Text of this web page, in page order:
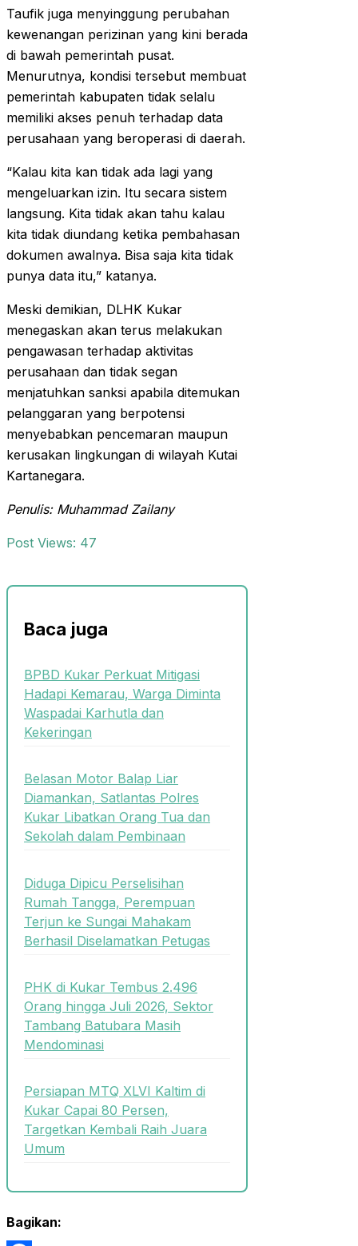
Taufik juga menyinggung perubahan
kewenangan perizinan yang kini berada
di bawah pemerintah pusat.
Menurutnya, kondisi tersebut membuat
pemerintah kabupaten tidak selalu
memiliki akses penuh terhadap data
perusahaan yang beroperasi di daerah.
“Kalau kita kan tidak ada lagi yang
mengeluarkan izin. Itu secara sistem
langsung. Kita tidak akan tahu kalau
kita tidak diundang ketika pembahasan
dokumen awalnya. Bisa saja kita tidak
punya data itu,” katanya.
Meski demikian, DLHK Kukar
menegaskan akan terus melakukan
pengawasan terhadap aktivitas
perusahaan dan tidak segan
menjatuhkan sanksi apabila ditemukan
pelanggaran yang berpotensi
menyebabkan pencemaran maupun
kerusakan lingkungan di wilayah Kutai
Kartanegara.
Penulis: Muhammad Zailany
Post Views: 47
Baca juga
BPBD Kukar Perkuat Mitigasi
Hadapi Kemarau, Warga Diminta
Waspadai Karhutla dan
Kekeringan
Belasan Motor Balap Liar
Diamankan, Satlantas Polres
Kukar Libatkan Orang Tua dan
Sekolah dalam Pembinaan
Diduga Dipicu Perselisihan
Rumah Tangga, Perempuan
Terjun ke Sungai Mahakam
Berhasil Diselamatkan Petugas
PHK di Kukar Tembus 2.496
Orang hingga Juli 2026, Sektor
Tambang Batubara Masih
Mendominasi
Persiapan MTQ XLVI Kaltim di
Kukar Capai 80 Persen,
Targetkan Kembali Raih Juara
Umum
Bagikan: